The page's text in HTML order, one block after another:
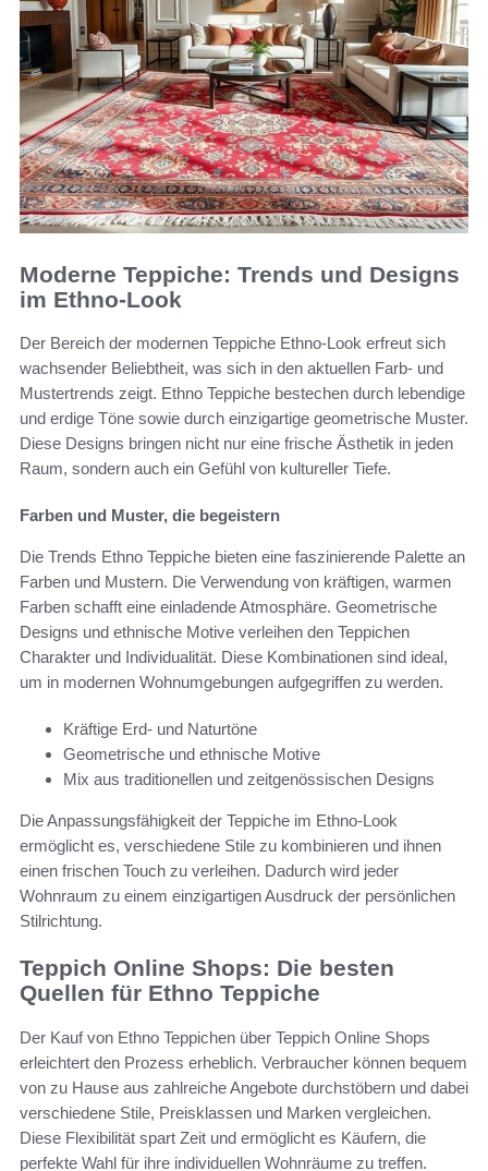
Moderne Teppiche: Trends und Designs
im Ethno-Look
Der Bereich der modernen Teppiche Ethno-Look erfreut sich
wachsender Beliebtheit, was sich in den aktuellen Farb- und
Mustertrends zeigt. Ethno Teppiche bestechen durch lebendige
und erdige Töne sowie durch einzigartige geometrische Muster.
Diese Designs bringen nicht nur eine frische Ästhetik in jeden
Raum, sondern auch ein Gefühl von kultureller Tiefe.
Farben und Muster, die begeistern
Die Trends Ethno Teppiche bieten eine faszinierende Palette an
Farben und Mustern. Die Verwendung von kräftigen, warmen
Farben schafft eine einladende Atmosphäre. Geometrische
Designs und ethnische Motive verleihen den Teppichen
Charakter und Individualität. Diese Kombinationen sind ideal,
um in modernen Wohnumgebungen aufgegriffen zu werden.
Kräftige Erd- und Naturtöne
Geometrische und ethnische Motive
Mix aus traditionellen und zeitgenössischen Designs
Die Anpassungsfähigkeit der Teppiche im Ethno-Look
ermöglicht es, verschiedene Stile zu kombinieren und ihnen
einen frischen Touch zu verleihen. Dadurch wird jeder
Wohnraum zu einem einzigartigen Ausdruck der persönlichen
Stilrichtung.
Teppich Online Shops: Die besten
Quellen für Ethno Teppiche
Der Kauf von Ethno Teppichen über Teppich Online Shops
erleichtert den Prozess erheblich. Verbraucher können bequem
von zu Hause aus zahlreiche Angebote durchstöbern und dabei
verschiedene Stile, Preisklassen und Marken vergleichen.
Diese Flexibilität spart Zeit und ermöglicht es Käufern, die
perfekte Wahl für ihre individuellen Wohnräume zu treffen.